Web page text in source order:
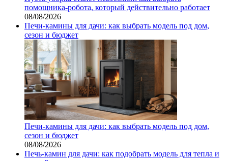
помощника‑робота, который действительно работает
08/08/2026
Печи-камины для дачи: как выбрать модель под дом,
сезон и бюджет
Печи-камины для дачи: как выбрать модель под дом,
сезон и бюджет
08/08/2026
Печь-камин для дачи: как подобрать модель для тепла и